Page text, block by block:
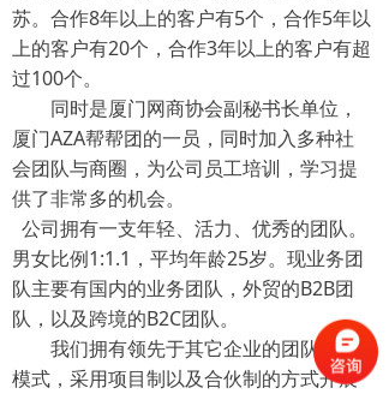
苏。合作8年以上的客户有5个，合作5年以
上的客户有20个，合作3年以上的客户有超
过100个。
同时是厦门网商协会副秘书长单位，
厦门AZA帮帮团的一员，同时加入多种社
会团队与商圈，为公司员工培训，学习提
供了非常多的机会。
公司拥有一支年轻、活力、优秀的团队。
男女比例 1:1.1 ，平均年龄25岁。现业务团
队主要有国内的业务团队，外贸的B2B团
队，以及跨境的B2C团队。
我们拥有领先于其它企业的团队管理
模式，采用项目制以及合伙制的方式开展